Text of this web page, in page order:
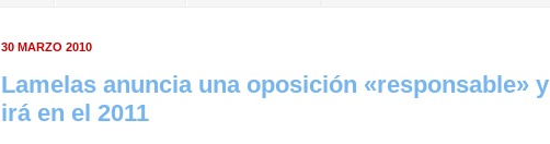
30 MARZO 2010
Lamelas anuncia una oposición «responsable»
irá en el 2011